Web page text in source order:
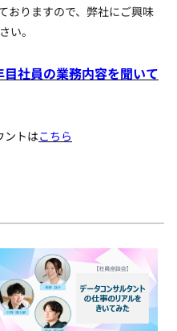
おりますので、弊社にご興味
い。
目社員の業務内容を聞いて
ントはこちら